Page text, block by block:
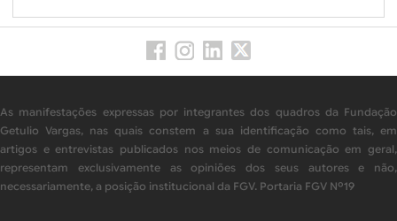
As manifestações expressas por integrantes dos quadros da Fundação
Getulio Vargas, nas quais constem a sua identificação como tais, em
artigos e entrevistas publicados nos meios de comunicação em geral,
representam exclusivamente as opiniões dos seus autores e não,
necessariamente, a posição institucional da FGV. Portaria FGV Nº19